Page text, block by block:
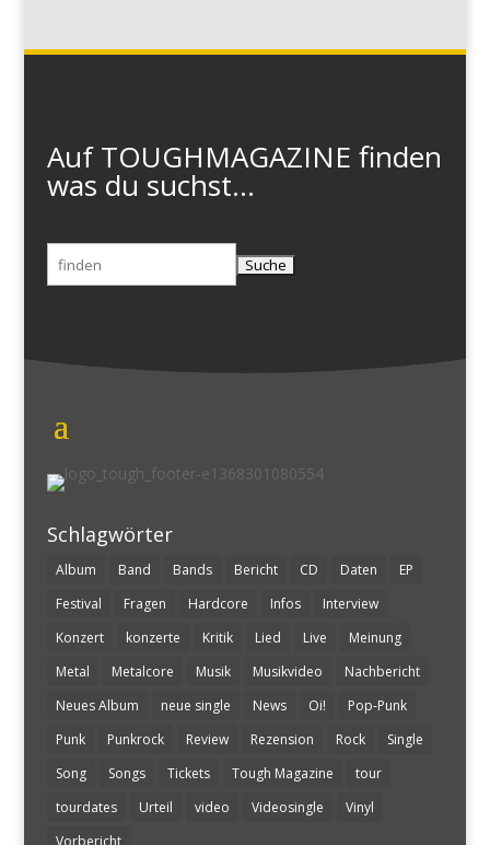
Auf TOUGHMAGAZINE finden
was du suchst...
Suchen
nach:
Schlagwörter
Album Band Bands Bericht CD Daten
EP
Festival
Fragen Hardcore Infos
Interview
Konzert
konzerte Kritik Lied Live
Meinung
Metal
Metalcore Musik Musikvideo
Nachbericht
Neues Album
neue single News Oi!
Pop-Punk
Punk
Punkrock Review Rezension Rock
Single
Song
Songs Tickets Tough Magazine
tour
tourdates
Urteil video Videosingle
Vinyl
Vorbericht